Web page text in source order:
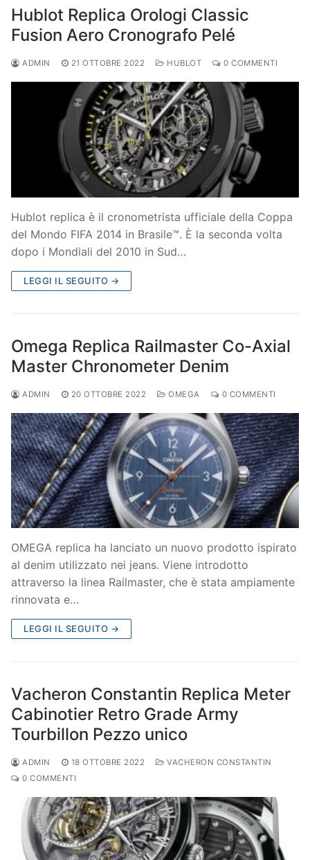
Hublot Replica Orologi Classic
Fusion Aero Cronografo Pelé
ADMIN 21 OTTOBRE 2022 HUBLOT 0 COMMENTI
Hublot replica è il cronometrista ufficiale della Coppa
del Mondo FIFA 2014 in Brasile™. È la seconda volta
dopo i Mondiali del 2010 in Sud…
LEGGI IL SEGUITO →
Omega Replica Railmaster Co-Axial
Master Chronometer Denim
ADMIN 20 OTTOBRE 2022 OMEGA 0 COMMENTI
OMEGA replica ha lanciato un nuovo prodotto ispirato
al denim utilizzato nei jeans. Viene introdotto
attraverso la linea Railmaster, che è stata ampiamente
rinnovata e…
LEGGI IL SEGUITO →
Vacheron Constantin Replica Meter
Cabinotier Retro Grade Army
Tourbillon Pezzo unico
ADMIN 18 OTTOBRE 2022
VACHERON CONSTANTIN
0 COMMENTI